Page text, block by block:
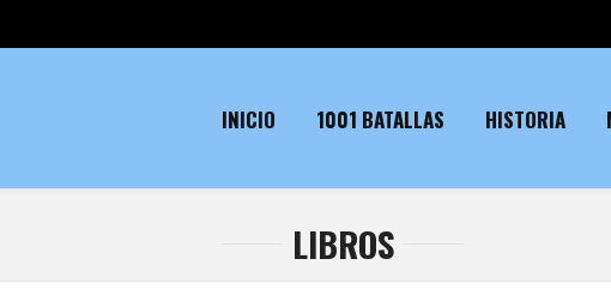
INICIO 1001 BATALLAS HISTORIA
LIBROS